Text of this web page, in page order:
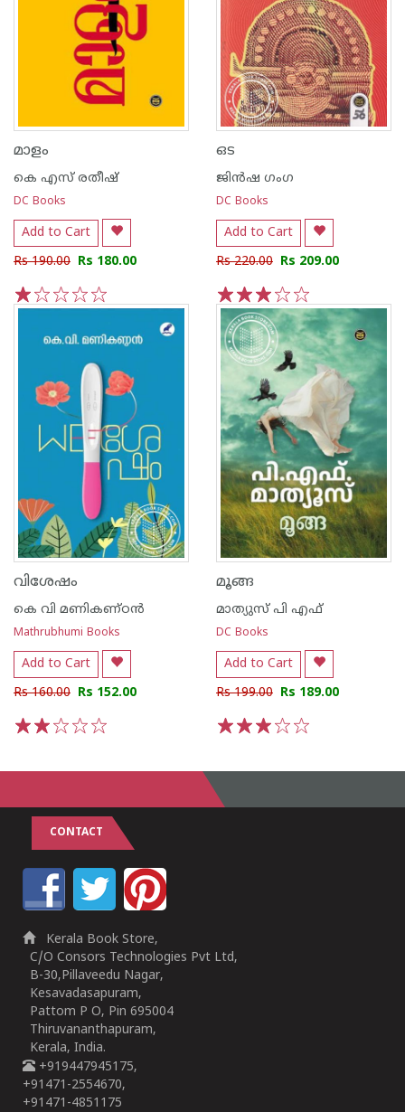
മാളം
കെ എസ് രതീഷ്
DC Books
Add to Cart
Rs 190.00 Rs 180.00
5
4
3
2
1
ഒട
ജിന്‍ഷ ഗംഗ
DC Books
Add to Cart
Rs 220.00 Rs 209.00
5
4
3
2
1
വിശേഷം
കെ വി മണികണ്ഠന്‍
Mathrubhumi Books
Add to Cart
Rs 160.00 Rs 152.00
മൂങ്ങ
മാത്യുസ് പി എഫ്
DC Books
Add to Cart
Rs 199.00 Rs 189.00
CONTACT
Kerala Book Store,
C/O Consors Technologies Pvt Ltd,
B-30,Pillaveedu Nagar,
Kesavadasapuram,
Pattom P O, Pin 695004
Thiruvananthapuram,
Kerala, India.
+919447945175,
+91471-2554670,
+91471-4851175